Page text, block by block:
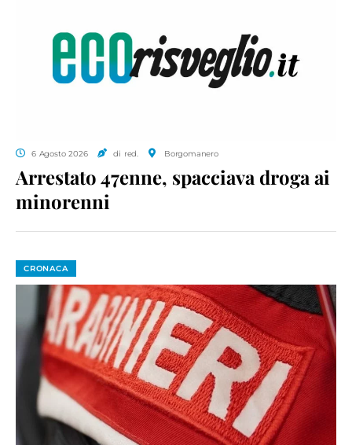
6 Agosto 2026 di red. Borgomanero
Arrestato 47enne, spacciava droga ai
minorenni
CRONACA